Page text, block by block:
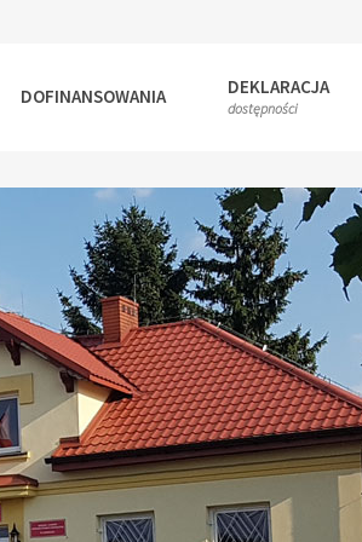
DOFINANSOWANIA DEKLARACJA
dostępności